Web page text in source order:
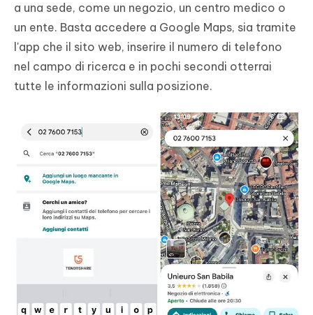
a una sede, come un negozio, un centro medico o
un ente. Basta accedere a Google Maps, sia tramite
l'app che il sito web, inserire il numero di telefono
nel campo di ricerca e in pochi secondi otterrai
tutte le informazioni sulla posizione.